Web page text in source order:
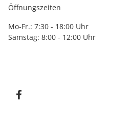
Öffnungszeiten
Mo-Fr.: 7:30 - 18:00 Uhr
Samstag: 8:00 - 12:00 Uhr